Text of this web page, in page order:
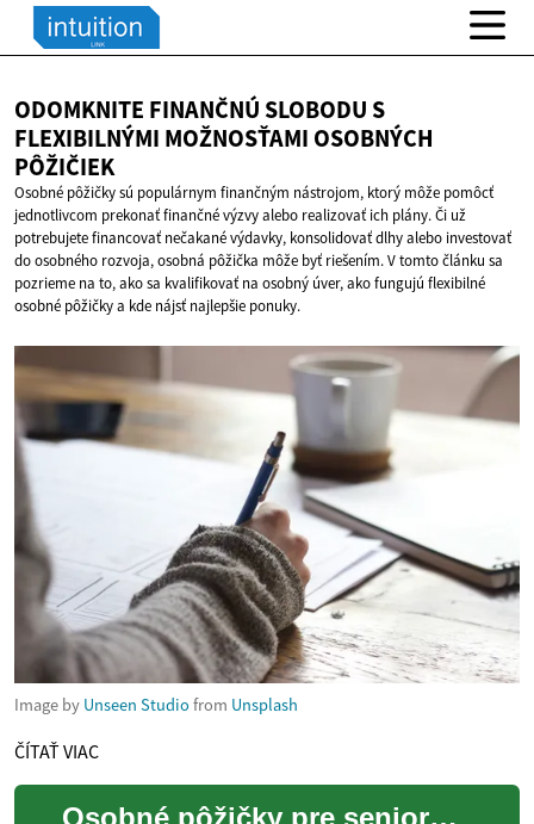
ODOMKNITE FINANČNÚ SLOBODU S
FLEXIBILNÝMI MOŽNOSŤAMI OSOBNÝCH
PÔŽIČIEK
Osobné pôžičky sú populárnym finančným nástrojom, ktorý môže pomôcť
jednotlivcom prekonať finančné výzvy alebo realizovať ich plány. Či už
potrebujete financovať nečakané výdavky, konsolidovať dlhy alebo investovať
do osobného rozvoja, osobná pôžička môže byť riešením. V tomto článku sa
pozrieme na to, ako sa kvalifikovať na osobný úver, ako fungujú flexibilné
osobné pôžičky a kde nájsť najlepšie ponuky.
Image by Unseen Studio from Unsplash
ČÍTAŤ VIAC
Osobné pôžičky pre seniorov: Finančná podpora v dôchodkovom veku